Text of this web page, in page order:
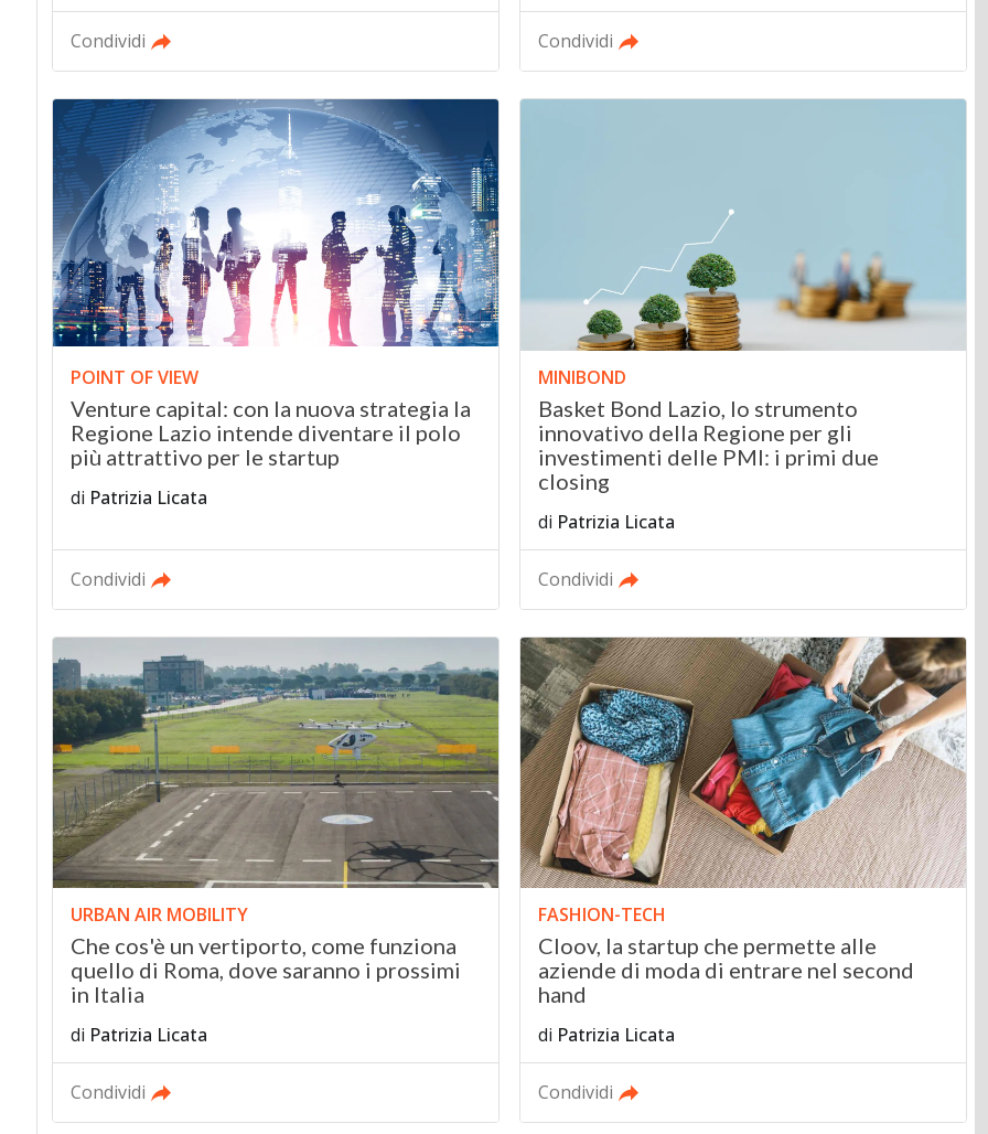
Condividi Condividi
POINT OF VIEW
Venture capital: con la nuova strategia la
Regione Lazio intende diventare il polo
più attrattivo per le startup
di Patrizia Licata
Condividi
MINIBOND
Basket Bond Lazio, lo strumento
innovativo della Regione per gli
investimenti delle PMI: i primi due
closing
di Patrizia Licata
Condividi
URBAN AIR MOBILITY
Che cos'è un vertiporto, come funziona
quello di Roma, dove saranno i prossimi
in Italia
di Patrizia Licata
Condividi
FASHION-TECH
Cloov, la startup che permette alle
aziende di moda di entrare nel second
hand
di Patrizia Licata
Condividi